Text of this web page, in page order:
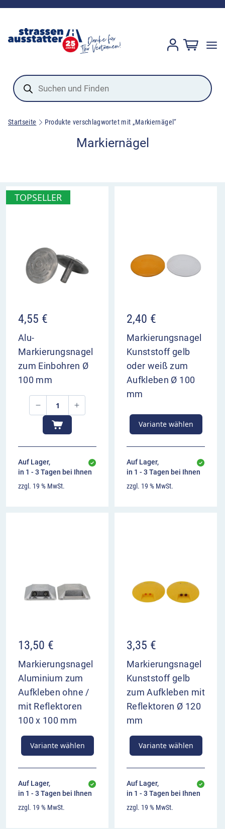
Products
search
Startseite Produkte verschlagwortet mit „Markiernägel“
Markiernägel
TOPSELLER
4,55 €
Alu-
Markierungsnagel
zum Einbohren Ø
100 mm
Auf Lager,
in 1 - 3 Tagen bei Ihnen
zzgl. 19 % MwSt.
2,40 €
Markierungsnagel
Kunststoff gelb
oder weiß zum
Aufkleben Ø 100
mm
Variante wählen
Auf Lager,
in 1 - 3 Tagen bei Ihnen
zzgl. 19 % MwSt.
13,50 €
Markierungsnagel
Aluminium zum
Aufkleben ohne /
mit Reflektoren
100 x 100 mm
Variante wählen
Auf Lager,
in 1 - 3 Tagen bei Ihnen
zzgl. 19 % MwSt.
3,35 €
Markierungsnagel
Kunststoff gelb
zum Aufkleben mit
Reflektoren Ø 120
mm
Variante wählen
Auf Lager,
in 1 - 3 Tagen bei Ihnen
zzgl. 19 % MwSt.